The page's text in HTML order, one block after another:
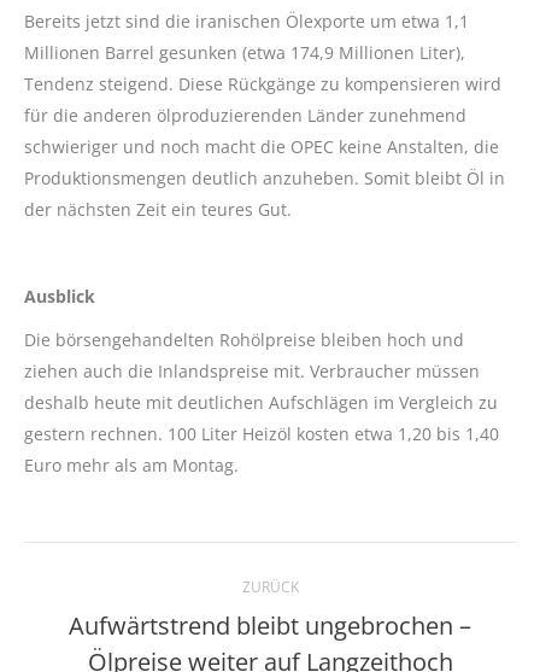
Bereits jetzt sind die iranischen Ölexporte um etwa 1,1
Millionen Barrel gesunken (etwa 174,9 Millionen Liter),
Tendenz steigend. Diese Rückgänge zu kompensieren wird
für die anderen ölproduzierenden Länder zunehmend
schwieriger und noch macht die OPEC keine Anstalten, die
Produktionsmengen deutlich anzuheben. Somit bleibt Öl in
der nächsten Zeit ein teures Gut.
Ausblick
Die börsengehandelten Rohölpreise bleiben hoch und
ziehen auch die Inlandspreise mit. Verbraucher müssen
deshalb heute mit deutlichen Aufschlägen im Vergleich zu
gestern rechnen. 100 Liter Heizöl kosten etwa 1,20 bis 1,40
Euro mehr als am Montag.
Kommentarnavigation
ZURÜCK
Vorheriger
Aufwärtstrend bleibt ungebrochen –
Ölpreise weiter auf Langzeithoch